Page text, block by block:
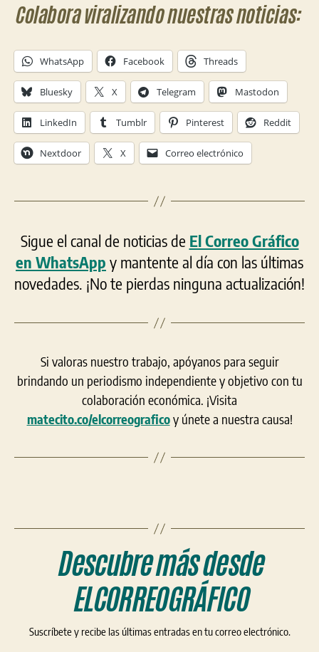
Colabora viralizando nuestras noticias:
WhatsApp Facebook Threads
Bluesky X Telegram Mastodon
LinkedIn Tumblr Pinterest Reddit
Nextdoor X Correo electrónico
Sigue el canal de noticias de El Correo Gráfico
en WhatsApp y mantente al día con las últimas
novedades. ¡No te pierdas ninguna actualización!
Si valoras nuestro trabajo, apóyanos para seguir
brindando un periodismo independiente y objetivo con tu
colaboración económica. ¡Visita
matecito.co/elcorreograficoy únete a nuestra causa!
Descubre más desde
ELCORREOGRÁFICO
Suscríbete y recibe las últimas entradas en tu correo electrónico.